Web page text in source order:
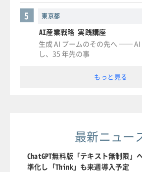
東京都
5
AI産業戦略 実践講座
生成 AI ブームのその先へ ── AI
し、35 年先の事
もっと見る
最新ニュー
ChatGPT無料版「テキスト無制限」
準化し「Think」も来週導入予定